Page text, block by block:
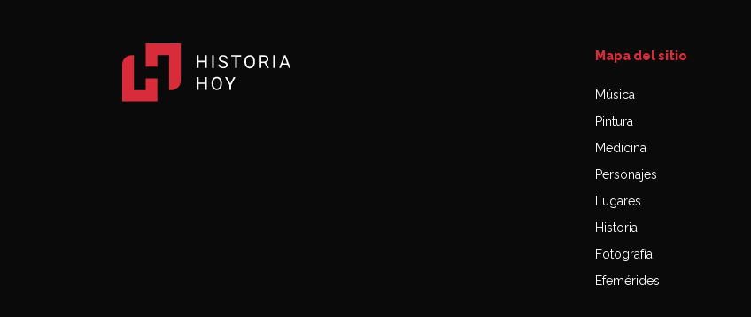
Mapa del sitio
Música
Pintura
Medicina
Personajes
Lugares
Historia
Fotografía
Efemérides